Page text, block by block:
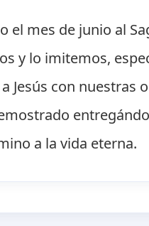
el mes de junio al
y lo imitemos,
Jesús con nuestras
a la vida eterna.